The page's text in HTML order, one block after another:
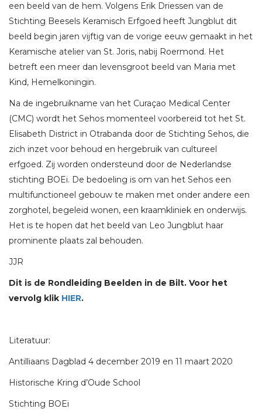
een beeld van de hem. Volgens Erik Driessen van de
Stichting Beesels Keramisch Erfgoed heeft Jungblut dit
beeld begin jaren vijftig van de vorige eeuw gemaakt in het
Keramische atelier van St. Joris, nabij Roermond. Het
betreft een meer dan levensgroot beeld van Maria met
Kind, Hemelkoningin.
Na de ingebruikname van het Curaçao Medical Center
(CMC) wordt het Sehos momenteel voorbereid tot het St.
Elisabeth District in Otrabanda door de Stichting Sehos, die
zich inzet voor behoud en hergebruik van cultureel
erfgoed. Zij worden ondersteund door de Nederlandse
stichting BOEi. De bedoeling is om van het Sehos een
multifunctioneel gebouw te maken met onder andere een
zorghotel, begeleid wonen, een kraamkliniek en onderwijs.
Het is te hopen dat het beeld van Leo Jungblut haar
prominente plaats zal behouden.
JJR
Dit is de Rondleiding Beelden in de Bilt. Voor het
vervolg klik HIER.
Literatuur:
Antilliaans Dagblad 4 december 2019 en 11 maart 2020
Historische Kring d’Oude School
Stichting BOEi